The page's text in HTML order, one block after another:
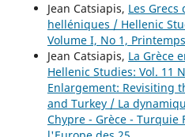
Jean Catsiapis, Les Grecs
helléniques / Hellenic
Volume I, No 1,
Jean Catsiapis, La Grèce
Hellenic Studies: Vol. 11
Enlargement: Revisiting
and Turkey / La
Chypre - Grèce - Turquie